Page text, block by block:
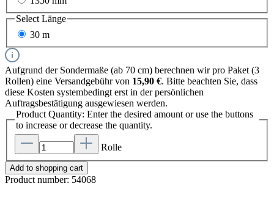
Select Länge
30 m
Aufgrund der Sondermaße (ab 70 cm) berechnen wir pro Paket (3
Rollen) eine Versandgebühr von 15,90 €. Bitte beachten Sie, dass
diese Kosten systembedingt erst in der persönlichen
Auftragsbestätigung ausgewiesen werden.
Product Quantity: Enter the desired amount or use the buttons
to increase or decrease the quantity.
Rolle
Add to shopping cart
Product number: 54068